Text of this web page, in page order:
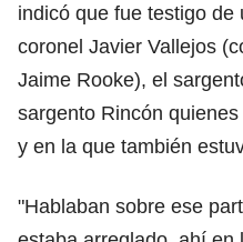
indicó que fue testigo de
coronel Javier Vallejos
Jaime Rooke), el
sargento Rincón
y en la que también
"Hablaban sobre ese